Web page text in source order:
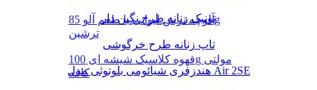
آلوچه ترش لیوانی با طعم آلو 85g
ترشین
قهوه کلاسیک شیشه ای 100g مولتی
کافه
تونیک زنانه طرح نگین دار
تاپ زنانه طرح خرگوشی
هندزفری شیائومی بلوتوثی مدل Air 2SE